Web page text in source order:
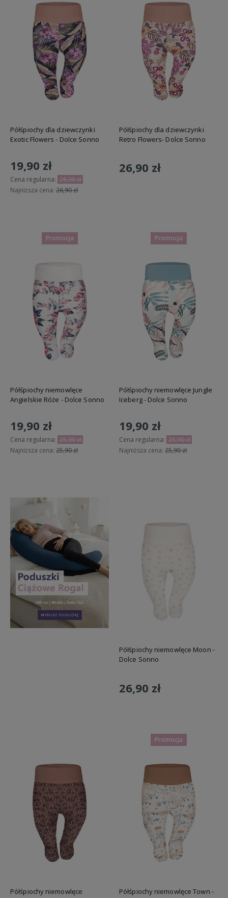
Półśpiochy dla dziewczynki
Exotic Flowers - Dolce Sonno
19,90 zł
Cena regularna: 26,90 zł
Najniższa cena: 26,90 zł
Półśpiochy dla dziewczynki
Retro Flowers- Dolce Sonno
26,90 zł
Półśpiochy niemowlęce
Angielskie Róże - Dolce Sonno
19,90 zł
Cena regularna: 25,90 zł
Najniższa cena: 25,90 zł
Promocja
Półśpiochy niemowlęce Jungle
Iceberg - Dolce Sonno
19,90 zł
Cena regularna: 25,90 zł
Najniższa cena: 25,90 zł
Promocja
Półśpiochy niemowlęce Moon -
Dolce Sonno
26,90 zł
Półśpiochy niemowlęce
Półśpiochy niemowlęce Town -
Promocja